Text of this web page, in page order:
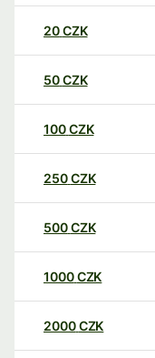
20CZK
50CZK
100CZK
250CZK
500CZK
1000CZK
2000CZK